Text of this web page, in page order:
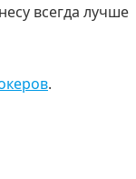
всегда лучше
.